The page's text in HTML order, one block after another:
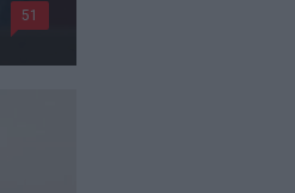
51